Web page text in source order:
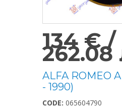
134 € /
262.08
ALFA ROMEO
- 1990)
CODE: 065604790